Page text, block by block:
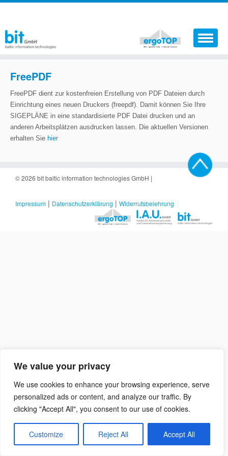
We value your privacy
We use cookies to enhance your browsing experience, serve
personalized ads or content, and analyze our traffic. By
clicking "Accept All", you consent to our use of cookies.
Customize Reject All Accept All
Dienstleistungen
Der Sicherheitskoordinator
FreePDF
FreePDF dient zur kostenfreien Erstellung von PDF Dateien durch
Einrichtung eines neuen Druckers (freepdf). Damit können Sie Ihre
SIGEPLÄNE in eine standardisierte PDF Datei drucken und an
anderen Arbeitsplätzen ausdrucken lassen. Die aktuellen Versionen
erhalten Sie hier
© 2026 bit baltic information technologies GmbH |
Impressum | Datenschutzerklärung | Widerrufsbelehrung